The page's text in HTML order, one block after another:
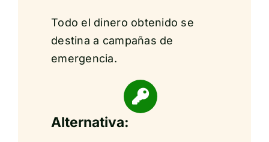
Todo el dinero obtenido se
destina a campañas de
emergencia.
Alternativa: